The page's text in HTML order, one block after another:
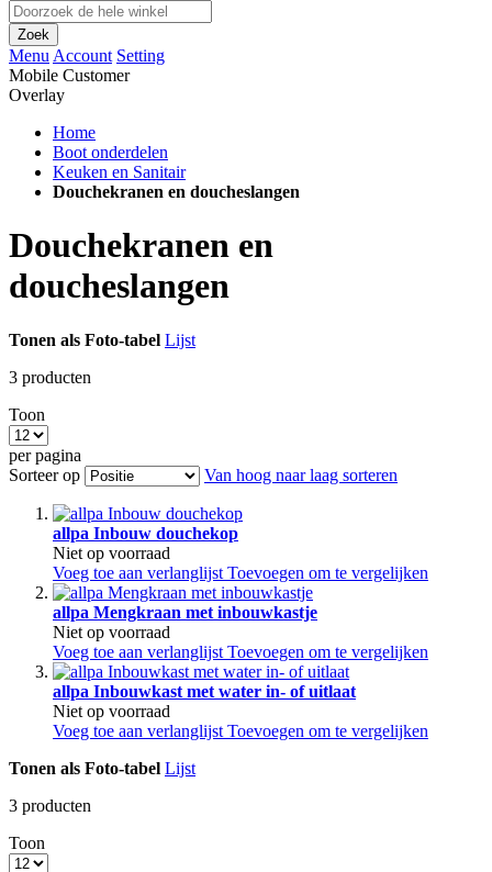
Zoek
Menu Account Setting
Mobile Customer
Overlay
Home
Boot onderdelen
Keuken en Sanitair
Douchekranen en doucheslangen
Douchekranen en
doucheslangen
Tonen als Foto-tabel Lijst
3 producten
Toon
per pagina
Sorteer op
Van hoog naar laag sorteren
allpa Inbouw douchekop
Niet op voorraad
Voeg toe aan verlanglijst Toevoegen om te vergelijken
allpa Mengkraan met inbouwkastje
Niet op voorraad
Voeg toe aan verlanglijst Toevoegen om te vergelijken
allpa Inbouwkast met water in- of uitlaat
Niet op voorraad
Voeg toe aan verlanglijst Toevoegen om te vergelijken
Tonen als Foto-tabel Lijst
3 producten
Toon